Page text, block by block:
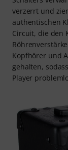
verzerrt und
authentischen
Circuit, die den
Kopfhörer und
gehalten,
Player